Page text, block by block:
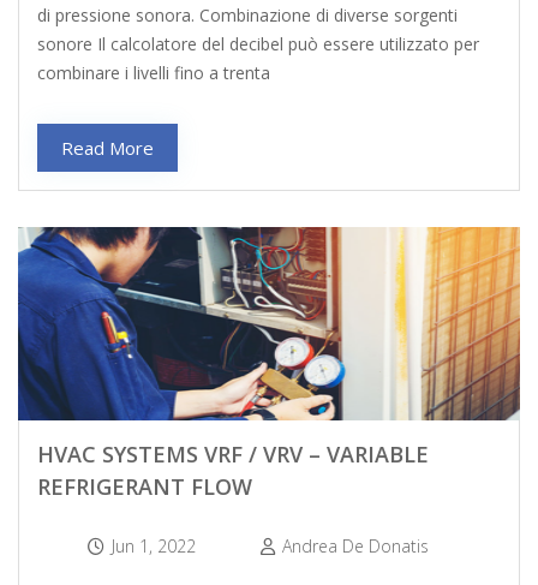
di pressione sonora. Combinazione di diverse sorgenti
sonore Il calcolatore del decibel può essere utilizzato per
combinare i livelli fino a trenta
Read More
HVAC SYSTEMS VRF / VRV – VARIABLE
REFRIGERANT FLOW
Jun 1, 2022 Andrea De Donatis